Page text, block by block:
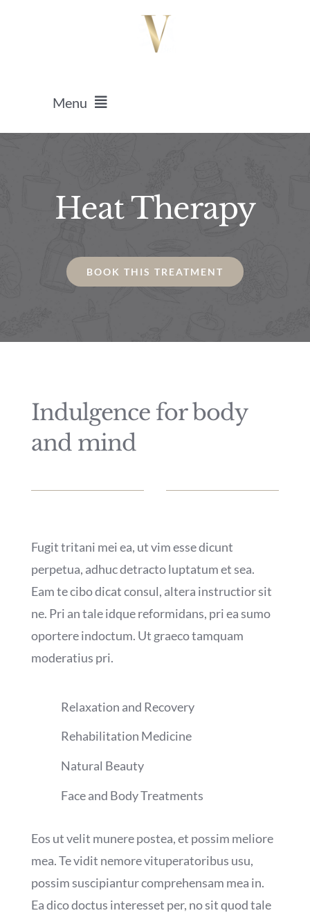
Menu
Massaggi
Estetica Roma
Heat Therapy
BOOK THIS TREATMENT
Indulgence for body
and mind
Fugit tritani mei ea, ut vim esse dicunt
perpetua, adhuc detracto luptatum et sea.
Eam te cibo dicat consul, altera instructior sit
ne. Pri an tale idque reformidans, pri ea sumo
oportere indoctum. Ut graeco tamquam
moderatius pri.
Relaxation and Recovery
Rehabilitation Medicine
Natural Beauty
Face and Body Treatments
Eos ut velit munere postea, et possim meliore
mea. Te vidit nemore vituperatoribus usu,
possim suscipiantur comprehensam mea in.
Ea dico doctus interesset per, no sit quod tale